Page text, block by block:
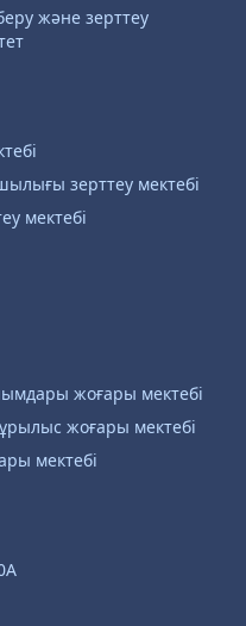
және зерттеу
зерттеу мектебі
мектебі
жоғары мектебі
жоғары мектебі
мектебі